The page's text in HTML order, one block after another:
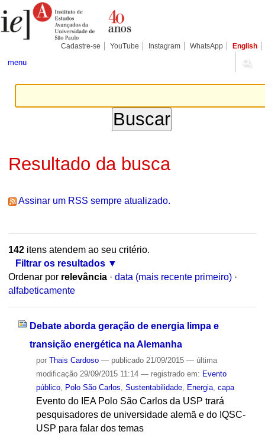
para
conteúdo.
Pessoais
Cadastre-se YouTube Instagram WhatsApp English
menu
Resultado da busca
Assinar um RSS sempre atualizado.
142itens atendem ao seu critério.
Filtrar os resultados
Ordenar por relevância · data (mais recente primeiro) ·
alfabeticamente
Debate aborda geração de energia limpa e
transição energética na Alemanha
por Thais Cardoso — publicado21/09/2015 — última
modificação29/09/2015 11:14 — registrado em: Evento
público, Polo São Carlos Sustentabilidade, Energia, capa
Evento do IEA Polo São Carlos da USP trará
pesquisadores de universidade alemã e do IQSC-
USP para falar dos temas